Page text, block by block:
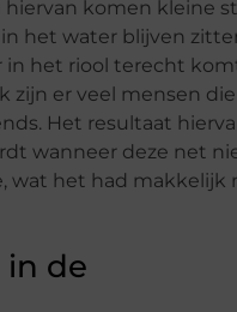
komen kleine
het water blijven
in het riool terecht
zijn er veel mensen
Het resultaat
wanneer deze net
wat het had makkelijk
in de